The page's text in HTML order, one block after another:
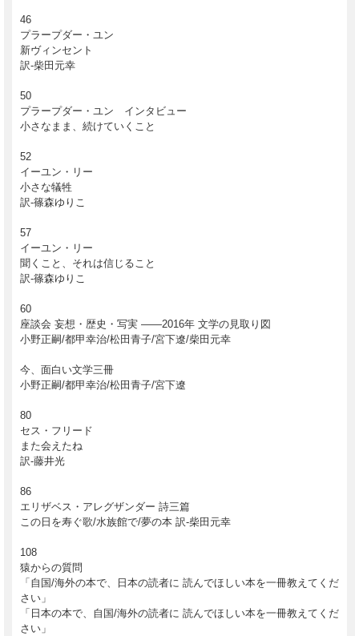
＜ SWITCH WEB 特典：表紙イラストのポストカード付き！ ＞
3月に開催される東京国際文芸フェスティバルを通して、現代の世界
2016年2月15日発行
46
プラープダー・ユン
新ヴィンセント
訳-柴田元幸
50
プラープダー・ユン インタビュー
小さなまま、続けていくこと
52
イーユン・リー
小さな犠牲
訳-篠森ゆりこ
57
イーユン・リー
聞くこと、それは信じること
訳-篠森ゆりこ
60
座談会 妄想・歴史・写実 ――2016年 文学の見取り図
小野正嗣/都甲幸治/松田青子/宮下遼/柴田元幸
今、面白い文学三冊
小野正嗣/都甲幸治/松田青子/宮下遼
80
セス・フリード
また会えたね
訳-藤井光
86
エリザベス・アレグザンダー 詩三篇
この日を寿ぐ歌/水族館で/夢の本 訳-柴田元幸
108
猿からの質問
「自国/海外の本で、日本の読者に 読んでほしい本を一冊教えてくだ
さい」
「日本の本で、自国/海外の読者に 読んでほしい本を一冊教えてくだ
さい」